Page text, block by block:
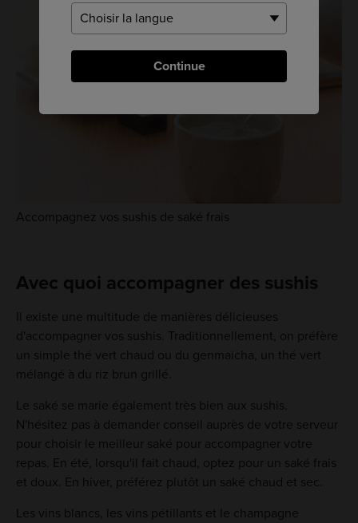
Continue
Accompagnez vos sushis de saké frais
Avec quoi accompagner des sushis
Il existe une multitude de manières délicieuses
d'accompagner vos sushis. Traditionnellement, on préfère
un simple thé vert chaud ou du genmaicha, un thé vert
mélangé à du riz brun grillé.
Le saké se marie également très bien aux sushis.
N'hésitez pas à demander conseil auprès de votre serveur
pour choisir le meilleur saké pour accompagner votre
repas. En été, lorsqu'il fait chaud, optez pour un saké frais
et doux. En hiver, préférez plutôt un saké chaud et sec.
Les vins blancs, les vins pétillants et le champagne